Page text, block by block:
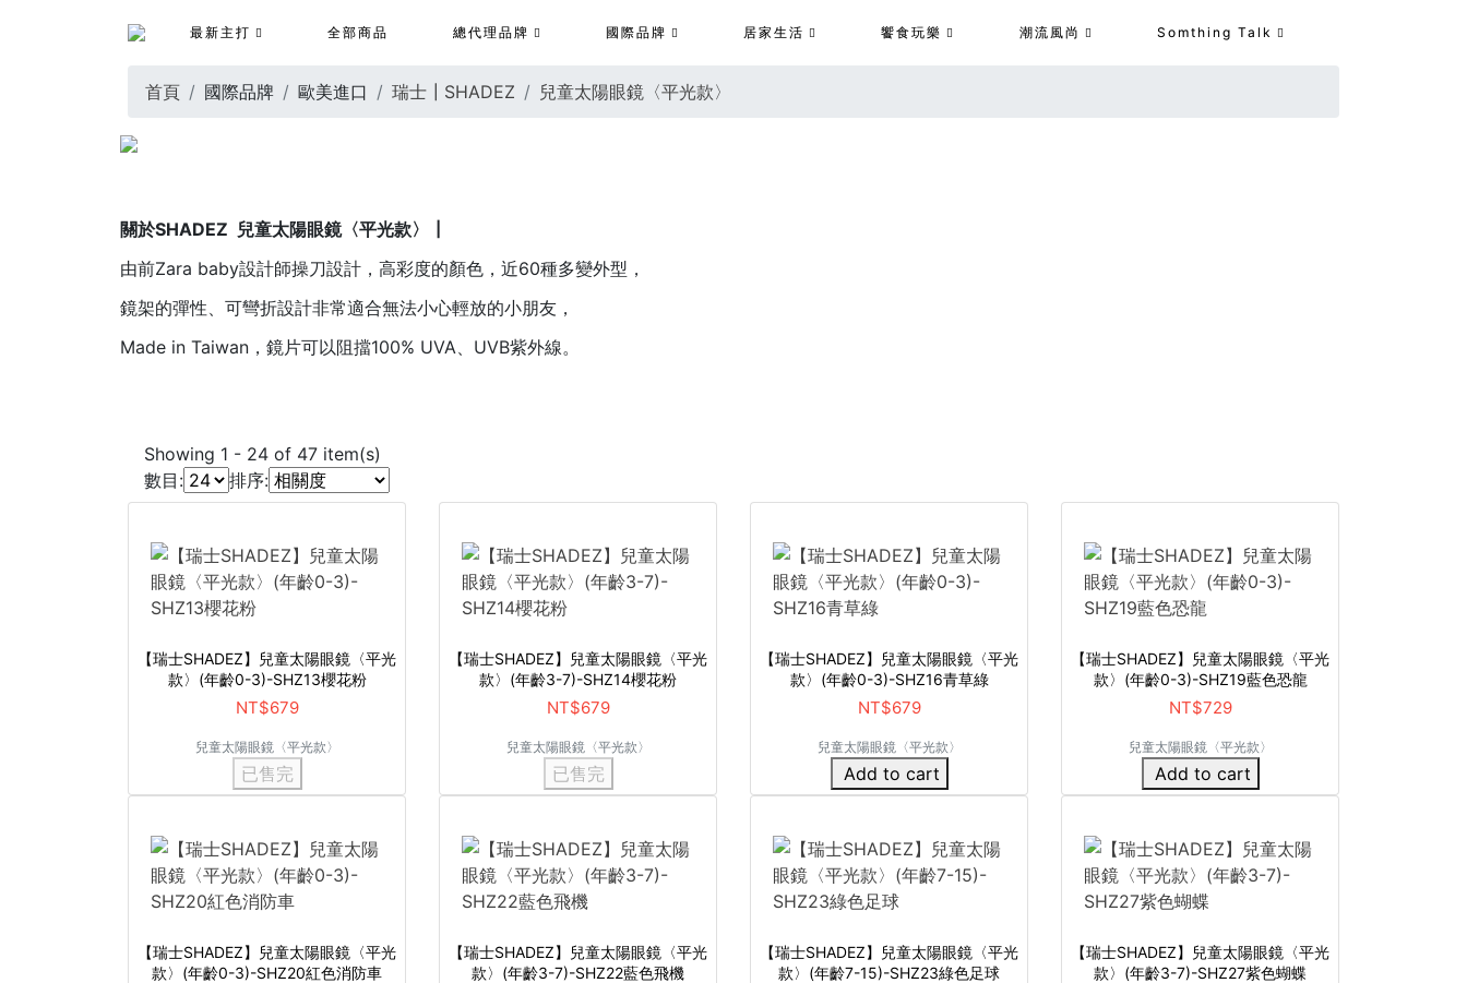
最新主打 全部商品 總代理品牌 國際品牌 居家生活 饗食玩樂 潮流風尚 Somthing Talk
首頁 國際品牌 歐美進口 瑞士┃SHADEZ 兒童太陽眼鏡〈平光款〉
關於SHADEZ 兒童太陽眼鏡〈平光款〉┃
由前Zara baby設計師操刀設計，高彩度的顏色，近60種多變外型，
鏡架的彈性、可彎折設計非常適合無法小心輕放的小朋友，
Made in Taiwan，鏡片可以阻擋100% UVA、UVB紫外線。
Showing 1 - 24 of 47 item(s)
數目:
排序:
【瑞士SHADEZ】兒童太陽眼鏡〈平光
款〉(年齡0-3)-SHZ13櫻花粉
NT$679
兒童太陽眼鏡〈平光款〉
已售完
【瑞士SHADEZ】兒童太陽眼鏡〈平光
款〉(年齡3-7)-SHZ14櫻花粉
NT$679
兒童太陽眼鏡〈平光款〉
已售完
【瑞士SHADEZ】兒童太陽眼鏡〈平光
款〉(年齡0-3)-SHZ16青草綠
NT$679
兒童太陽眼鏡〈平光款〉
Add to cart
【瑞士SHADEZ】兒童太陽眼鏡〈平光
款〉(年齡0-3)-SHZ19藍色恐龍
NT$729
兒童太陽眼鏡〈平光款〉
Add to cart
【瑞士SHADEZ】兒童太陽眼鏡〈平光
款〉(年齡0-3)-SHZ20紅色消防車
【瑞士SHADEZ】兒童太陽眼鏡〈平光
款〉(年齡3-7)-SHZ22藍色飛機
【瑞士SHADEZ】兒童太陽眼鏡〈平光
款〉(年齡7-15)-SHZ23綠色足球
【瑞士SHADEZ】兒童太陽眼鏡〈平光
款〉(年齡3-7)-SHZ27紫色蝴蝶